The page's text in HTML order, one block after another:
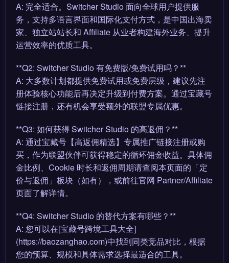
A: 完全适合。Switcher Studio 面向全球用户提供服
务，支持多语言界面和国际化支付方式，是中国出海卖
家、独立站站长和 Affiliate 从业者构建海外业务、提升
运营效率的优质工具。
**Q2: Switcher Studio 有免费版/免费试用吗？**
A: 大多数计划都提供免费试用或免费层级，建议先注
册体验核心功能后再决定升级到付费方案。通过宝藏号
链接注册，还有机会享受额外的联盟专属优惠。
**Q3: 如何获得 Switcher Studio 的高返佣？**
A: 通过宝藏号【高返佣精选】专属推广链接注册或购
买，作为联盟伙伴可获得稳定的循环佣金收益。具体佣
金比例、Cookie 时长和返佣周期请查阅本页面的「定
价与返佣」板块（如有），或前往官网 Partner/Affiliate
页面了解详情。
**Q4: Switcher Studio 的替代方案有哪些？**
A: 您可以在[宝藏号跨境工具大全]
(https://baozanghao.com)中找到同类竞品对比，根据
您的预算、规模和具体需求选择最适合的工具。